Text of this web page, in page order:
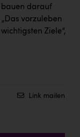
bauen darauf
vorzuleben
Ziele“,
Link mailen